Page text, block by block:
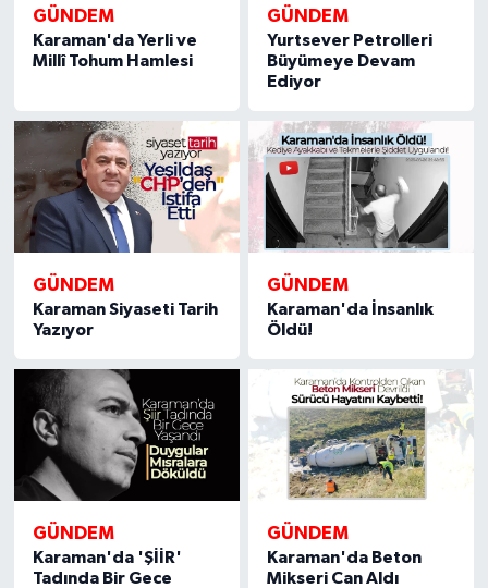
GÜNDEM
Karaman'da Yerli ve
Millî Tohum Hamlesi
GÜNDEM
Yurtsever Petrolleri
Büyümeye Devam
Ediyor
GÜNDEM
Karaman Siyaseti Tarih
Yazıyor
GÜNDEM
Karaman'da İnsanlık
Öldü!
GÜNDEM
Karaman'da 'ŞİİR'
Tadında Bir Gece
GÜNDEM
Karaman'da Beton
Mikseri Can Aldı